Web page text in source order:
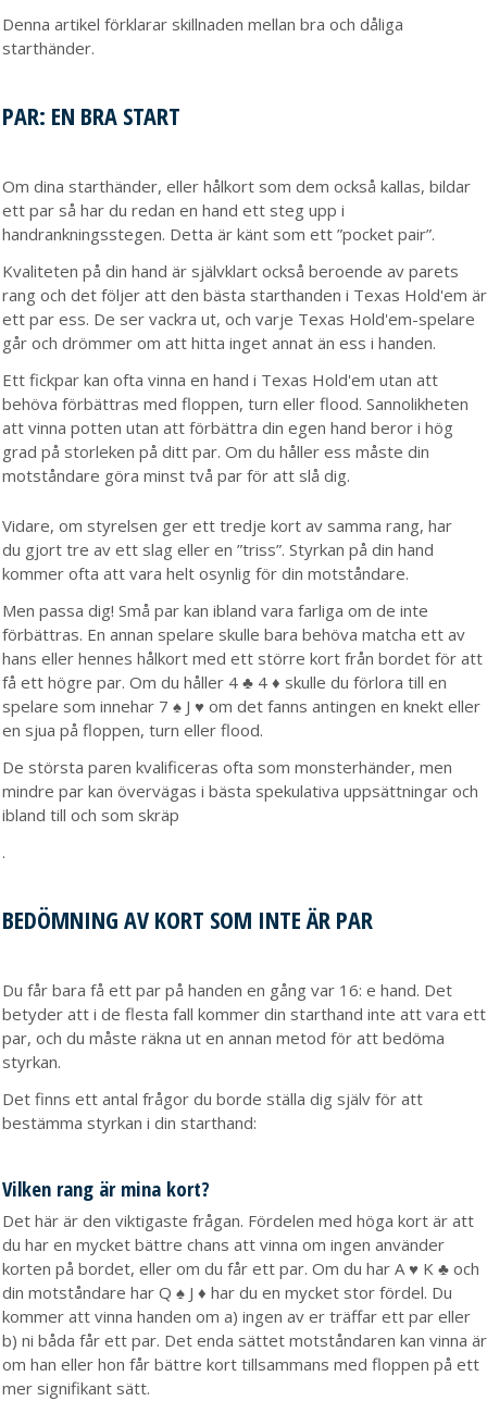
Denna artikel förklarar skillnaden mellan bra och dåliga
starthänder.
PAR: EN BRA START
Om dina starthänder, eller hålkort som dem också kallas, bildar
ett par så har du redan en hand ett steg upp i
handrankningsstegen. Detta är känt som ett ”pocket pair”.
Kvaliteten på din hand är självklart också beroende av parets
rang och det följer att den bästa starthanden i Texas Hold'em är
ett par ess. De ser vackra ut, och varje Texas Hold'em-spelare
går och drömmer om att hitta inget annat än ess i handen.
Ett fickpar kan ofta vinna en hand i Texas Hold'em utan att
behöva förbättras med floppen, turn eller flood. Sannolikheten
att vinna potten utan att förbättra din egen hand beror i hög
grad på storleken på ditt par. Om du håller ess måste din
motståndare göra minst två par för att slå dig.
Vidare, om styrelsen ger ett tredje kort av samma rang, har
du gjort tre av ett slag eller en ”triss”. Styrkan på din hand
kommer ofta att vara helt osynlig för din motståndare.
Men passa dig! Små par kan ibland vara farliga om de inte
förbättras. En annan spelare skulle bara behöva matcha ett av
hans eller hennes hålkort med ett större kort från bordet för att
få ett högre par. Om du håller 4 ♣ 4 ♦ skulle du förlora till en
spelare som innehar 7 ♠ J ♥ om det fanns antingen en knekt eller
en sjua på floppen, turn eller flood.
De största paren kvalificeras ofta som monsterhänder, men
mindre par kan övervägas i bästa spekulativa uppsättningar och
ibland till och som skräp
.
BEDÖMNING AV KORT SOM INTE ÄR PAR
Du får bara få ett par på handen en gång var 16: e hand. Det
betyder att i de flesta fall kommer din starthand inte att vara ett
par, och du måste räkna ut en annan metod för att bedöma
styrkan.
Det finns ett antal frågor du borde ställa dig själv för att
bestämma styrkan i din starthand:
Vilken rang är mina kort?
Det här är den viktigaste frågan. Fördelen med höga kort är att
du har en mycket bättre chans att vinna om ingen använder
korten på bordet, eller om du får ett par. Om du har A ♥ K ♣ och
din motståndare har Q ♠ J ♦ har du en mycket stor fördel. Du
kommer att vinna handen om a) ingen av er träffar ett par eller
b) ni båda får ett par. Det enda sättet motståndaren kan vinna är
om han eller hon får bättre kort tillsammans med floppen på ett
mer signifikant sätt.